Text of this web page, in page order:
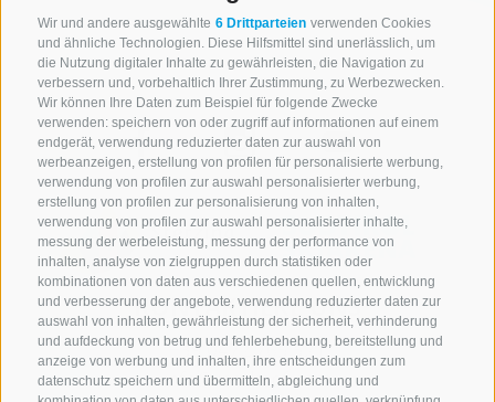
Wir und andere ausgewählte 6 Drittparteien verwenden Cookies
und ähnliche Technologien. Diese Hilfsmittel sind unerlässlich, um
die Nutzung digitaler Inhalte zu gewährleisten, die Navigation zu
verbessern und, vorbehaltlich Ihrer Zustimmung, zu Werbezwecken.
Wir können Ihre Daten zum Beispiel für folgende Zwecke
verwenden: speichern von oder zugriff auf informationen auf einem
endgerät, verwendung reduzierter daten zur auswahl von
werbeanzeigen, erstellung von profilen für personalisierte werbung,
verwendung von profilen zur auswahl personalisierter werbung,
erstellung von profilen zur personalisierung von inhalten,
verwendung von profilen zur auswahl personalisierter inhalte,
messung der werbeleistung, messung der performance von
inhalten, analyse von zielgruppen durch statistiken oder
kombinationen von daten aus verschiedenen quellen, entwicklung
und verbesserung der angebote, verwendung reduzierter daten zur
auswahl von inhalten, gewährleistung der sicherheit, verhinderung
und aufdeckung von betrug und fehlerbehebung, bereitstellung und
anzeige von werbung und inhalten, ihre entscheidungen zum
datenschutz speichern und übermitteln, abgleichung und
KONTAKTIERE UNS
+39 0472 765 521
info@rosskopf.com